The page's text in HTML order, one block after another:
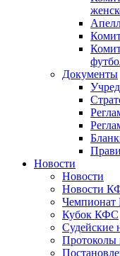
Документы
Новости
Новости
Новости
Кубок КФС
Судейские
Протоколы